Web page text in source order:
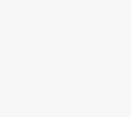
morna.
do gel